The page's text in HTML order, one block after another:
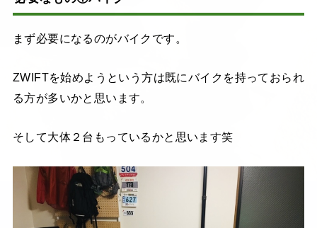
まず必要になるのがバイクです。
ZWIFTを始めようという方は既にバイクを持っておられ
る方が多いかと思います。
そして大体２台もっているかと思います笑